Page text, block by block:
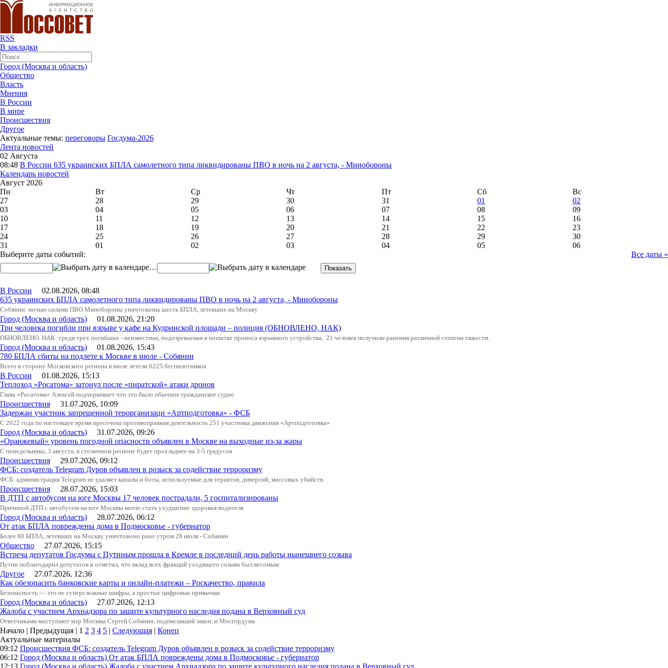
RSS
В закладки
Город (Москва и область)
Общество
Власть
Мнения
В России
В мире
Происшествия
Другое
Актуальные темы: переговоры Госдума-2026
Лента новостей
02 Августа
08:48 В России 635 украинских БПЛА самолетного типа ликвидированы ПВО в ночь на 2 августа, - Минобороны
Календарь новостей
Август 2026
Пн
Вт Ср Чт Пт Сб
Вс
27
28 29 30 31 01
02
03
04 05 06 07 08
09
10
11 12 13 14 15
16
17
18 19 20 21 22
23
24
25 26 27 28 29
30
31
01 02 03 04 05
06
Все даты »
Выберите даты событий:
…
В России 02.08.2026, 08:48
635 украинских БПЛА самолетного типа ликвидированы ПВО в ночь на 2 августа, - Минобороны
Собянин: ночью силами ПВО Минобороны уничтожены шесть БПЛА, летевших на Москву
Город (Москва и область) 01.08.2026, 21:20
Три человека погибли при взрыве у кафе на Кудринской площади – полиция (ОБНОВЛЕНО, НАК)
ОБНОВЛЕНО. НАК: среди трех погибших - неизвестная, подозреваемая в попытке проноса взрывного устройства, 21 человек получили ранения различной степени тяжести.
Город (Москва и область) 01.08.2026, 15:43
780 БПЛА сбиты на подлете к Москве в июле - Собянин
Всего в сторону Московского региона в июле летели 6225 беспилотников
В России 01.08.2026, 15:13
Теплоход «Росатома» затонул после «пиратской» атаки дронов
Глава «Росатома» Алексей подчеркивает что это было обычное гражданское судно
Происшествия 31.07.2026, 10:09
Задержан участник запрещенной терорганизаци «Артподготовка» - ФСБ
С 2022 года по настоящее время пресечена противоправная деятельность 251 участника движения «Артподготовка»
Город (Москва и область) 31.07.2026, 09:26
«Оранжевый» уровень погодной опасности объявлен в Москве на выходные из-за жары
С понедельника, 3 августа, в столичном регионе будет прохладнее на 3-5 градусов
Происшествия 29.07.2026, 09:12
ФСБ: создатель Telegram Дуров объявлен в розыск за содействие терроризму
ФСБ: администрация Telegram не удаляет каналы и боты, используемые для терактов, диверсий, массовых убийств.
Происшествия 28.07.2026, 15:03
В ДТП с автобусом на юге Москвы 17 человек пострадали, 5 госпитализированы
Причиной ДТП с автобусом на юге Москвы могло стать ухудшение здоровья водителя
Город (Москва и область) 28.07.2026, 06:12
От атак БПЛА повреждены дома в Подмосковье - губернатор
Более 80 БПЛА, летевших на Москву уничтожено рано утром 28 июля - Собянин
Общество 27.07.2026, 15:15
Встреча депутатов Госдумы с Путиным прошла в Кремле в последний день работы нынешнего созыва
Путин поблагодарил депутатов и отметил, что вклад всех фракций уходящего созыва был весомым
Другое 27.07.2026, 12:36
Как обезопасить банковские карты и онлайн-платежи – Роскачество, правила
Безопасность — это не суперсложные шифры, а простые цифровые привычки
Город (Москва и область) 27.07.2026, 12:13
Жалоба с участием Архнадзора по защите культурного наследия подана в Верховный суд
Ответчиками выступают мэр Москвы Сергей Собянин, подписавший закон, и Мосгордума
Начало | Предыдущая | 1 2 3 4 5 | Следующая | Конец
Актуальные материалы
09:12 Происшествия ФСБ: создатель Telegram Дуров объявлен в розыск за содействие терроризму
06:12 Город (Москва и область) От атак БПЛА повреждены дома в Подмосковье - губернатор
12:13 Город (Москва и область) Жалоба с участием Архнадзора по защите культурного наследия подана в Верховный суд